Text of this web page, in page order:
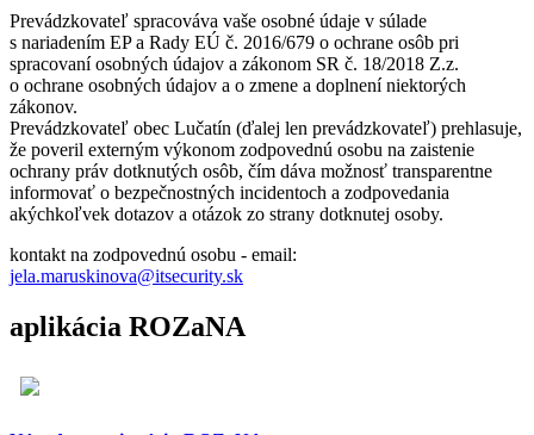
Prevádzkovateľ spracováva vaše osobné údaje v súlade
s nariadením EP a Rady EÚ č. 2016/679 o ochrane osôb pri
spracovaní osobných údajov a zákonom SR č. 18/2018 Z.z.
o ochrane osobných údajov a o zmene a doplnení niektorých
zákonov.
Prevádzkovateľ obec Lučatín (ďalej len prevádzkovateľ) prehlasuje,
že poveril externým výkonom zodpovednú osobu na zaistenie
ochrany práv dotknutých osôb, čím dáva možnosť transparentne
informovať o bezpečnostných incidentoch a zodpovedania
akýchkoľvek dotazov a otázok zo strany dotknutej osoby.
kontakt na zodpovednú osobu - email:
jela.maruskinova@itsecurity.sk
aplikácia ROZaNA